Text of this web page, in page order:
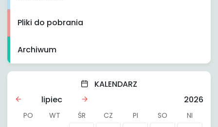
Pliki do pobrania
Archiwum
KALENDARZ
lipiec
2026
PO WT ŚR CZ PI SO
NI